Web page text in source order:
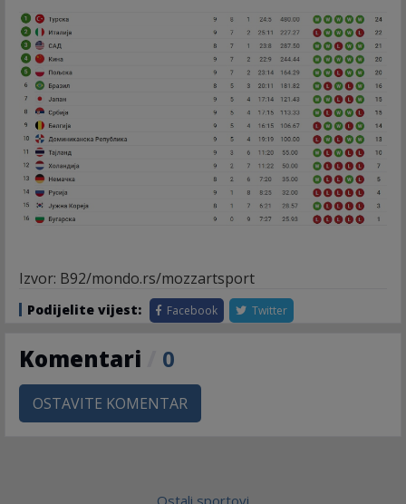
Izvor: B92/mondo.rs/mozzartsport
Podijelite vijest: Facebook Twitter
Komentari 0
OSTAVITE KOMENTAR
Ostali sportovi